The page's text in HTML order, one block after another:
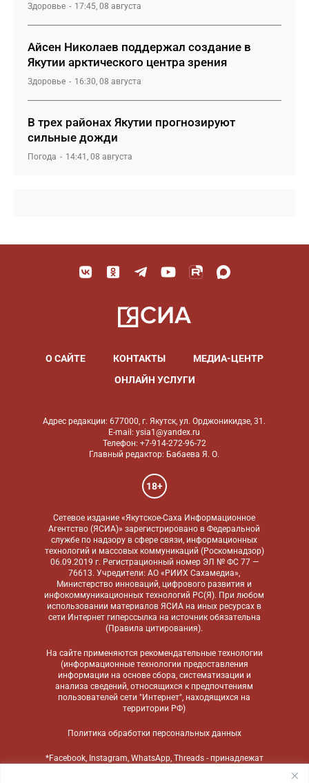
Здоровье 17:45, 08 августа
Айсен Николаев поддержал создание в
Якутии арктического центра зрения
Здоровье 16:30, 08 августа
В трех районах Якутии прогнозируют
сильные дожди
Погода 14:41, 08 августа
О САЙТЕ КОНТАКТЫ
МЕДИА-ЦЕНТР
ОНЛАЙН УСЛУГИ
Адрес редакции: 677000, г. Якутск, ул. Орджоникидзе, 31.
E-mail: ysia1@yandex.ru
Телефон: +7-914-272-96-72
Главный редактор: Бабаева Я. О.
18+
Сетевое издание «Якутское-Саха Информационное
Агентство (ЯСИА)» зарегистрировано в Федеральной
службе по надзору в сфере связи, информационных
технологий и массовых коммуникаций (Роскомнадзор)
06.09.2019 г. Регистрационный номер ЭЛ № ФС 77 —
76613. Учредители: АО «РИИХ Сахамедиа»,
Министерство инноваций, цифрового развития и
инфокоммуникационных технологий РС(Я). При любом
использовании материалов ЯСИА на иных ресурсах в
сети Интернет гиперссылка на источник обязательна
(Правила цитирования).
На сайте применяются рекомендательные технологии
(информационные технологии предоставления
информации на основе сбора, систематизации и
анализа сведений, относящихся к предпочтениям
пользователей сети "Интернет", находящихся на
территории РФ)
Политика обработки персональных данных
*Facebook, Instagram, WhatsApp, Threads - принадлежат